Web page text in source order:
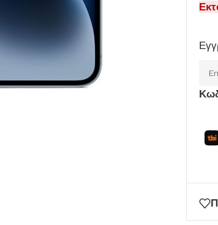
για
να